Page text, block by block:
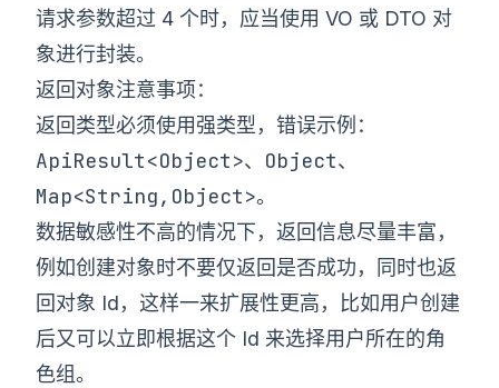
请求参数超过 4 个时，应当使用 VO 或 DTO 对
象进行封装。
返回对象注意事项：
返回类型必须使用强类型，错误示例：
ApiResult<Object>、 Object、
Map<String,Object>。
数据敏感性不高的情况下，返回信息尽量丰富，
例如创建对象时不要仅返回是否成功，同时也返
回对象 Id，这样一来扩展性更高，比如用户创建
后又可以立即根据这个 Id 来选择用户所在的角
色组。